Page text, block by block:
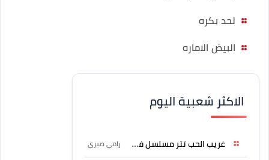
لحد بكره
البيض الاماره
الاكثر شعبية اليوم
غريب الحب تتر مسلسل فرصة رامي صبري